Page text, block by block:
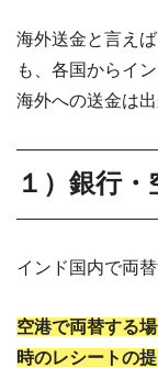
海外送金と言え
も、各国からイ
海外への送金は出
１）銀行
インド国内で両
空港で両替する
時のレシートの